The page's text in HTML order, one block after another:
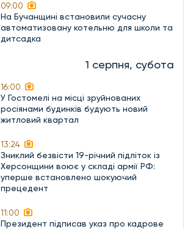
09:00
На Бучанщині встановили сучасну
автоматизовану котельню для школи та
дитсадка
1 серпня, субота
16:00
У Гостомелі на місці зруйнованих
росіянами будинків будують новий
житловий квартал
13:24
Зниклий безвісти 19-річний підліток із
Херсонщини воює у складі армії РФ:
уперше встановлено шокуючий
прецедент
11:00
Президент підписав указ про кадрове